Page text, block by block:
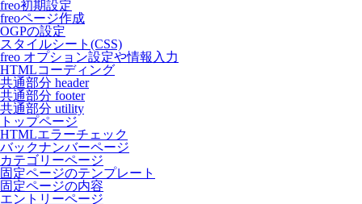
freo初期設定
freoページ作成
OGPの設定
スタイルシート(CSS)
freo オプション設定や情報入力
HTMLコーディング
共通部分 header
共通部分 footer
共通部分 utility
トップページ
HTMLエラーチェック
バックナンバーページ
カテゴリーページ
固定ページのテンプレート
固定ページの内容
エントリーページ